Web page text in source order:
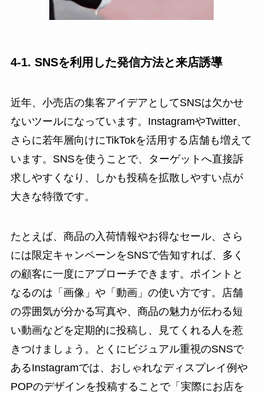
4-1. SNSを利用した発信方法と来店誘導
近年、小売店の集客アイデアとしてSNSは欠かせ
ないツールになっています。InstagramやTwitter、
さらに若年層向けにTikTokを活用する店舗も増えて
います。SNSを使うことで、ターゲットへ直接訴
求しやすくなり、しかも投稿を拡散しやすい点が
大きな特徴です。
たとえば、商品の入荷情報やお得なセール、さら
には限定キャンペーンをSNSで告知すれば、多く
の顧客に一度にアプローチできます。ポイントと
なるのは「画像」や「動画」の使い方です。店舗
の雰囲気が分かる写真や、商品の魅力が伝わる短
い動画などを定期的に投稿し、見てくれる人を惹
きつけましょう。とくにビジュアル重視のSNSで
あるInstagramでは、おしゃれなディスプレイ例や
POPのデザインを投稿することで「実際にお店を